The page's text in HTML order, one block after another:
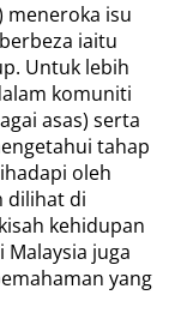
meneroka isu
iaitu
Untuk lebih
komuniti
asas) serta
tahap
oleh
dilihat di
kehidupan
juga
yang